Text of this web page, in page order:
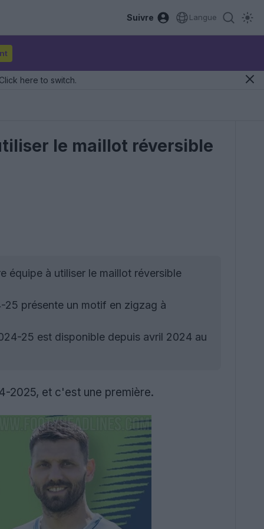
Suivre Langue
here to switch.
le maillot réversible
équipe à utiliser le maillot réversible
présente un motif en zigzag à
25 est disponible depuis avril 2024 au
2025, et c'est une première.